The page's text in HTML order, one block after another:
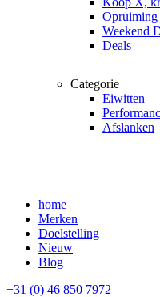
Opruiming
Weekend
Deals
Categorie
Eiwitten
Afslanken
home
Merken
Doelstelling
Nieuw
Blog
+31 (0) 46 850 7972